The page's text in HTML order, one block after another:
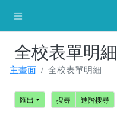
全校表單明細
主畫面 全校表單明細
匯出 搜尋 進階搜尋